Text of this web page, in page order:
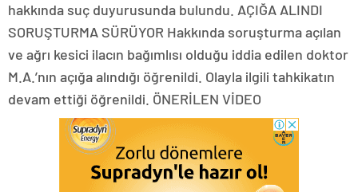
hakkında suç duyurusunda bulundu. AÇIĞA ALINDI
SORUŞTURMA SÜRÜYOR Hakkında soruşturma açılan
ve ağrı kesici ilacın bağımlısı olduğu iddia edilen doktor
M.A.’nın açığa alındığı öğrenildi. Olayla ilgili tahkikatın
devam ettiği öğrenildi. ÖNERİLEN VİDEO